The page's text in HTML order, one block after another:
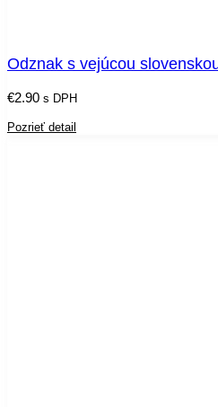
Odznak s vejúcou
€2.90 s DPH
Pozrieť detail